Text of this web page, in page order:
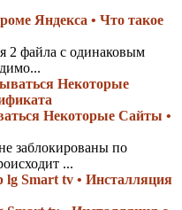
Яндекса • Что такое
2 файла с одинаковым
Некоторые Сайты •
заблокированы по
...